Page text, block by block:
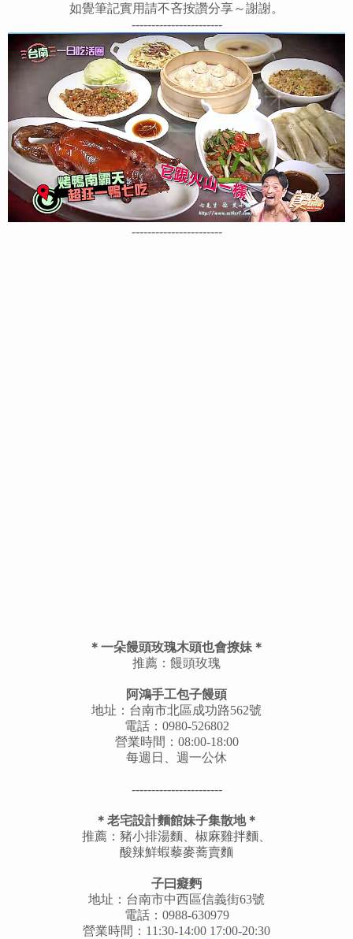
如覺筆記實用請不吝按讚分享～謝謝。
-----------------------
-----------------------
＊一朵饅頭玫瑰木頭也會撩妹＊
推薦：饅頭玫瑰
阿鴻手工包子饅頭
地址：台南市北區成功路562號
電話：0980-526802
營業時間：08:00-18:00
每週日、週一公休
-----------------------
＊老宅設計麵館妹子集散地＊
推薦：豬小排湯麵、椒麻雞拌麵、
酸辣鮮蝦藜麥蕎賣麵
子曰癡麪
地址：台南市中西區信義街63號
電話：0988-630979
營業時間：11:30-14:00 17:00-20:30